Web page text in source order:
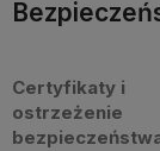
Certyfikaty i
ostrzeżenie